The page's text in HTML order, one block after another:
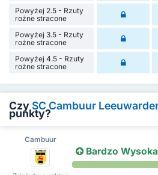
Powyżej 2.5 - Rzuty
rożne stracone
Powyżej 3.5 - Rzuty
rożne stracone
Powyżej 4.5 - Rzuty
rożne stracone
CzySC Cambuur
punkty?
Cambuur
Bardzo